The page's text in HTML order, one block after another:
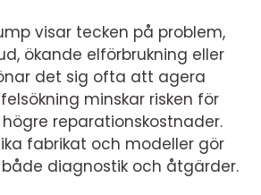
visar tecken på problem,
ökande elförbrukning eller
det sig ofta att agera
minskar risken för
reparationskostnader.
fabrikat och modeller gör
diagnostik och åtgärder.